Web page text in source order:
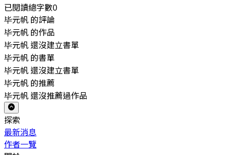
已閱讀總字數0
毕元帆 的評論
毕元帆 的作品
毕元帆 還沒建立書單
毕元帆 的書單
毕元帆 還沒建立書單
毕元帆 的推薦
毕元帆 還沒推薦過作品
探索
最新消息
作者一覽